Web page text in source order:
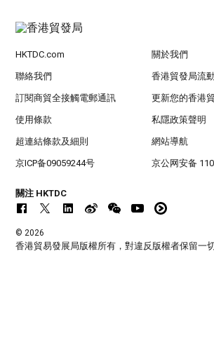
HKTDC.com 關於我們
聯絡我們 香港貿發局流
訂閱商貿全接觸電郵通訊 更新您的香港
使用條款 私隱政策聲明
超連結條款及細則 網站導航
京ICP备09059244号 京公网安备
關注 HKTDC
© 2026
香港貿易發展局版權所有，對違反版權者保留一